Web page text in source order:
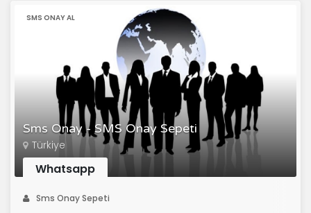
Sms Onay - SMS Onay Sepeti
SMS ONAY AL
Türkiye
Whatsapp
Sms Onay Sepeti